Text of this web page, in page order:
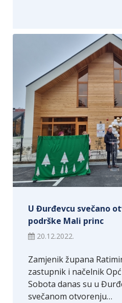
U Đurđevcu svečano
podrške Mali princ
20.12.2022.
Zamjenik župana
zastupnik i načelnik
Sobota danas su u
svečanom otvorenju…